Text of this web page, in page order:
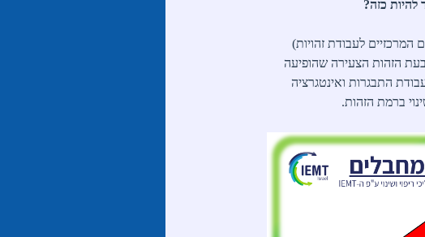
כזה?
המרכזיים לעבודת זהויות)
הזהות הצעירה שהופיעה
התבגרות ואינטגרציה
ברמת הזהות.